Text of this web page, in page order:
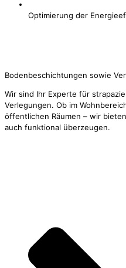
Optimierung der
Boden­beschichtungen sowie
Wir sind Ihr Experte für
Verlegungen. Ob im
öffentlichen Räumen – wir
auch funktional überzeugen.